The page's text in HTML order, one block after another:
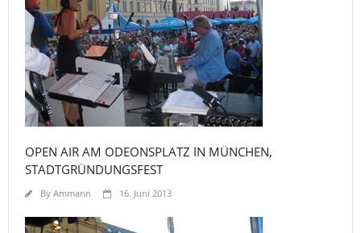
OPEN AIR AM ODEONSPLATZ IN MÜNCHEN,
STADTGRÜNDUNGSFEST
By Ammann 16. Juni 2013